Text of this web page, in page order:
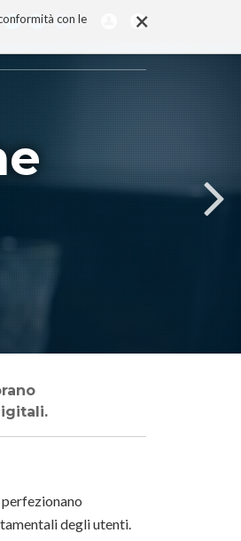
×
con le
degli utenti.